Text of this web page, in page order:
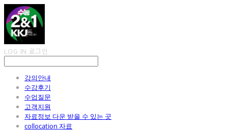
LOG IN 로그인
강의안내
수강후기
수업질문
고객지원
자료정보 다운 받을 수 있는 곳
collocation 자료